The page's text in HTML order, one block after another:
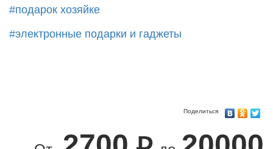
#подарок хозяйке
#электронные подарки и гаджеты
Поделиться